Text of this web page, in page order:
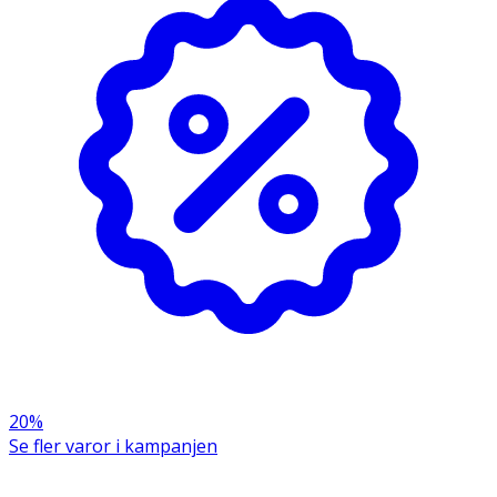
OK för gravida och ammande:
Ingredienser:
Maltodextrin (bärare av bakteriestammar), vegetabiliskt
magsyraresistent kapselskal av syrafast HPMC (vit),
modifierad citruspektin, klumpförebyggande medel
(kiseldioxid). kan innehålla spår av MJÖLK.
20%
Se fler varor i kampanjen